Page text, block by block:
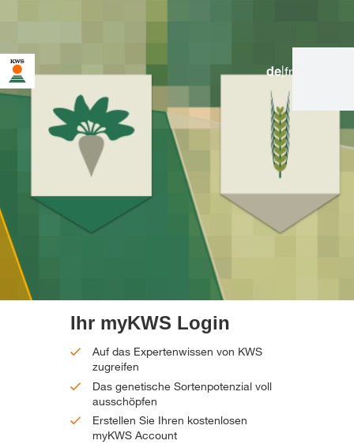
de|fr
Sie befinden sich auf der KWS Website für die Schweiz. Für
diese Seite existiert eine alternative Seite für Ihr Land:
Möchten Sie jetzt wechseln?
JETZT
WECHSELN
DIESMAL NICHT
WECHSELN
NICHT MEHR
FRAGEN
Ihr myKWS Login
Auf das Expertenwissen von KWS
zugreifen
Das genetische Sortenpotenzial voll
ausschöpfen
Erstellen Sie Ihren kostenlosen
myKWS Account